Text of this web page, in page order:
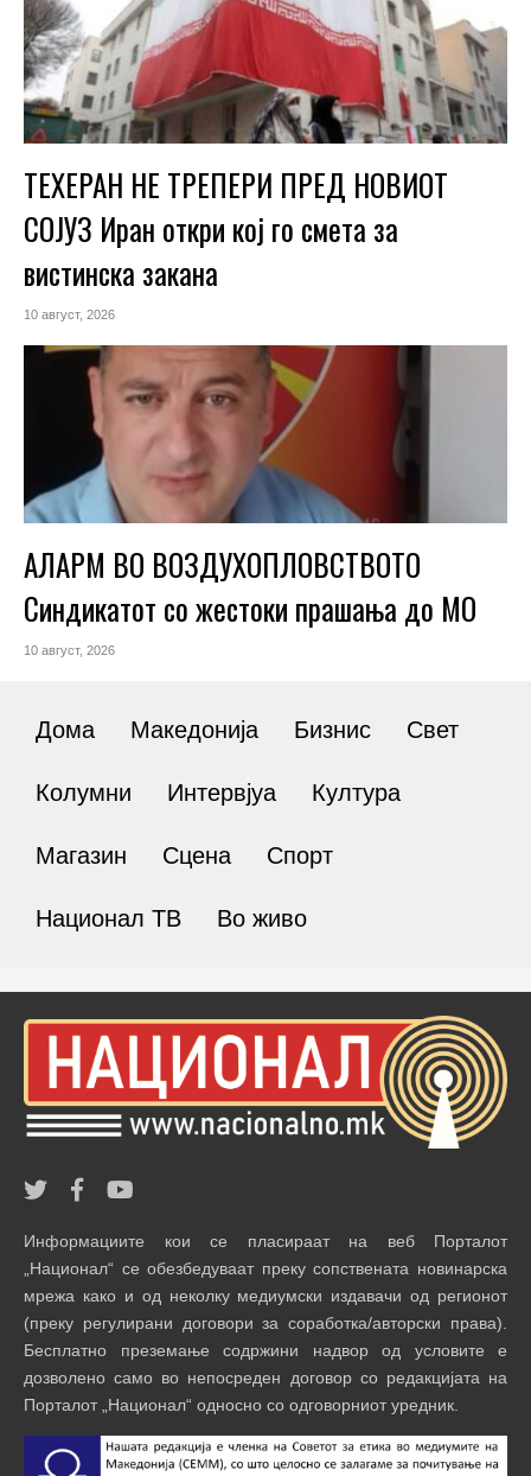
ТЕХЕРАН НЕ ТРЕПЕРИ ПРЕД НОВИОТ
СОЈУЗ Иран откри кој го смета за
вистинска закана
10 август, 2026
АЛАРМ ВО ВОЗДУХОПЛОВСТВОТО
Синдикатот со жестоки прашања до МО
10 август, 2026
Дома Македонија Бизнис Свет
Колумни Интервјуа Култура
Магазин Сцена Спорт
Национал ТВ Во живо
Информациите кои се пласираат на веб Порталот
„Национал“ се обезбедуваат преку сопствената новинарска
мрежа како и од неколку медиумски издавачи од регионот
(преку регулирани договори за соработка/авторски права).
Бесплатно преземање содржини надвор од условите е
дозволено само во непосреден договор со редакцијата на
Порталот „Национал“ односно со одговорниот уредник.